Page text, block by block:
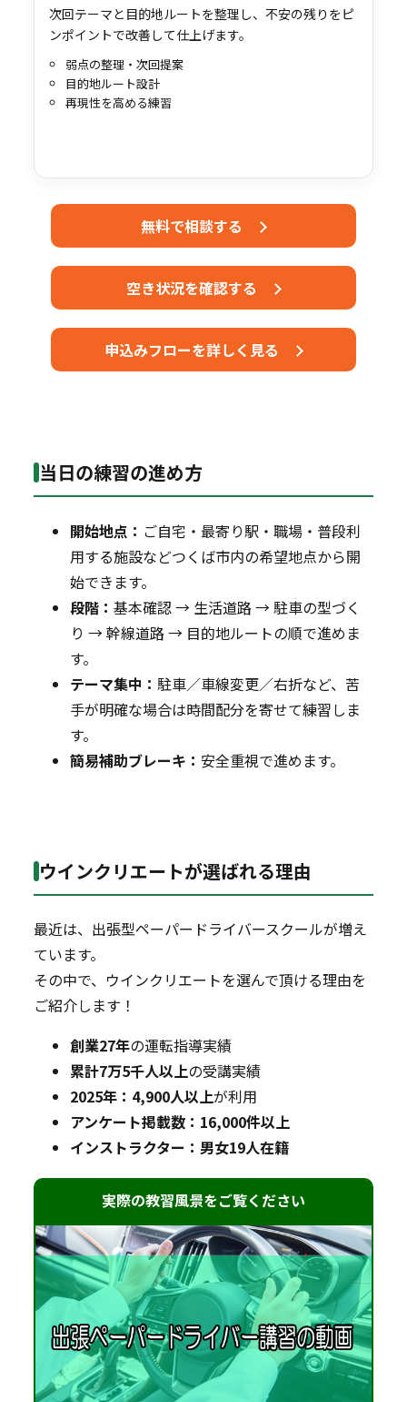
次回テーマと目的地ルートを整理し、不安の残りをピ
ンポイントで改善して仕上げます。
弱点の整理・次回提案
目的地ルート設計
再現性を高める練習
無料で相談する
空き状況を確認する
申込みフローを詳しく見る
当日の練習の進め方
開始地点： ご自宅・最寄り駅・職場・普段利
用する施設などつくば市内の希望地点から開
始できます。
段階：基本確認 → 生活道路 → 駐車の型づく
り → 幹線道路 → 目的地ルートの順で進めま
す。
テーマ集中：駐車／車線変更／右折など、苦
手が明確な場合は時間配分を寄せて練習しま
す。
簡易補助ブレーキ： 安全重視で進めます。
ウインクリエートが選ばれる理由
最近は、出張型ペーパードライバースクールが増え
ています。
その中で、ウインクリエートを選んで頂ける理由を
ご紹介します！
創業27年の運転指導実績
累計7万5千人以上の受講実績
2025年：4,900人以上が利用
アンケート掲載数：16,000件以上
インストラクター：男女19人在籍
実際の教習風景をご覧ください